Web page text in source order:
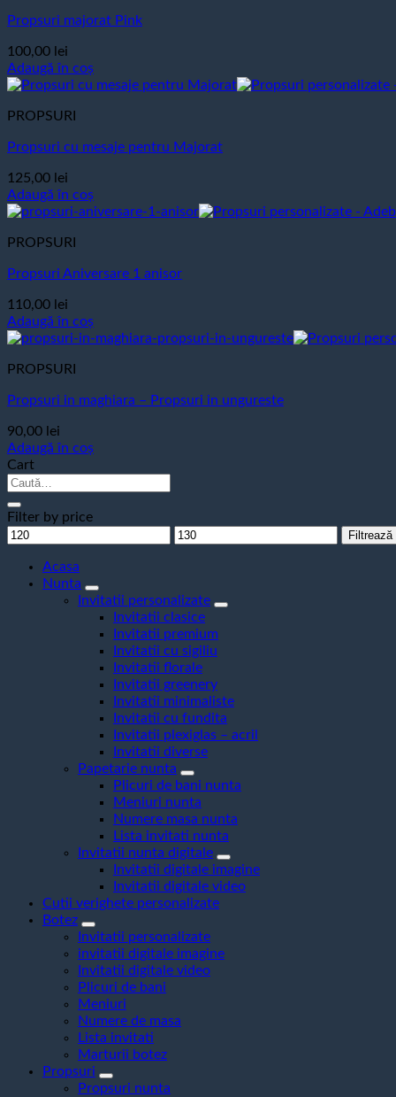
Propsuri majorat Pink
100,00 lei
Adaugă în coș
PROPSURI
Propsuri cu mesaje pentru Majorat
125,00 lei
Adaugă în coș
PROPSURI
Propsuri Aniversare 1 anisor
110,00 lei
Adaugă în coș
PROPSURI
Propsuri in maghiara – Propsuri in ungureste
90,00 lei
Adaugă în coș
Cart
Caută
Filter by price
Preț
Preț
Filtrează
Acasa
Nunta
Invitatii personalizate
Invitatii clasice
Invitatii premium
Invitatii cu sigiliu
Invitatii florale
Invitatii greenery
Invitatii minimaliste
Invitatii cu fundita
Invitatii plexiglas – acril
Invitatii diverse
Papetarie nunta
Plicuri de bani nunta
Meniuri nunta
Numere masa nunta
Lista invitati nunta
Invitatii nunta digitale
Invitatii digitale imagine
Invitatii digitale video
Cutii verighete personalizate
Botez
Invitatii personalizate
invitatii digitale imagine
Invitatii digitale video
Plicuri de bani
Meniuri
Numere de masa
Lista invitati
Marturii botez
Propsuri
Propsuri nunta